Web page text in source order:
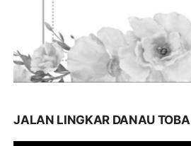
JALAN LINGKAR DANAU TOBA